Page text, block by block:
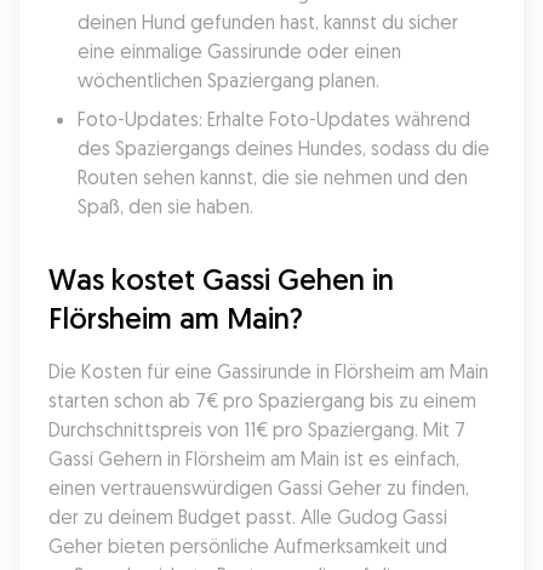
deinen Hund gefunden hast, kannst du sicher
eine einmalige Gassirunde oder einen
wöchentlichen Spaziergang planen.
Foto-Updates: Erhalte Foto-Updates während
des Spaziergangs deines Hundes, sodass du die
Routen sehen kannst, die sie nehmen und den
Spaß, den sie haben.
Was kostet Gassi Gehen in
Flörsheim am Main?
Die Kosten für eine Gassirunde in Flörsheim am Main
starten schon ab 7€ pro Spaziergang bis zu einem
Durchschnittspreis von 11€ pro Spaziergang. Mit 7
Gassi Gehern in Flörsheim am Main ist es einfach,
einen vertrauenswürdigen Gassi Geher zu finden,
der zu deinem Budget passt. Alle Gudog Gassi
Geher bieten persönliche Aufmerksamkeit und